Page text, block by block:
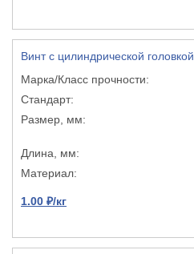
Винт с цилиндрической головкой
1.00 ₽/кг